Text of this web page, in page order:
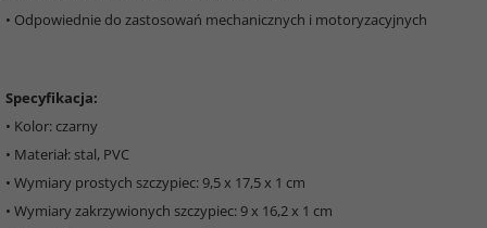
• Odpowiednie do zastosowań mechanicznych i motoryzacyjnych
Specyfikacja:
• Kolor: czarny
• Materiał: stal, PVC
• Wymiary prostych szczypiec: 9,5 x 17,5 x 1 cm
• Wymiary zakrzywionych szczypiec: 9 x 16,2 x 1 cm